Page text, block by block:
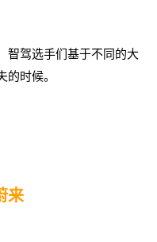
智驾选手们基于不同的大
时候。
来